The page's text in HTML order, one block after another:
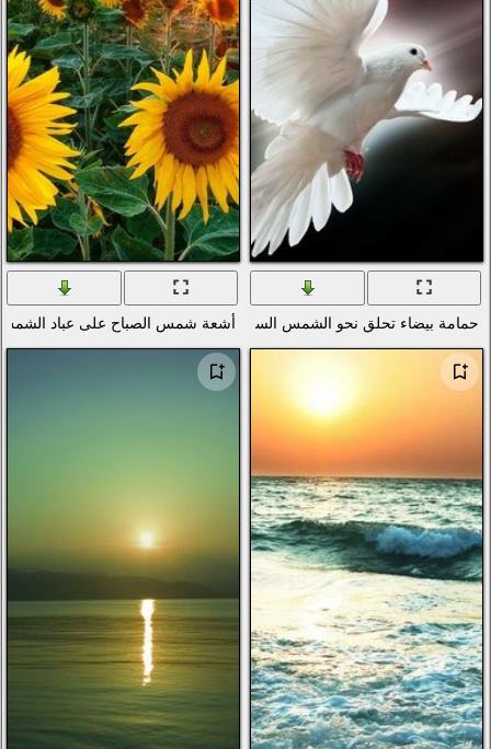
أشعة شمس الصباح على عباد الشمس